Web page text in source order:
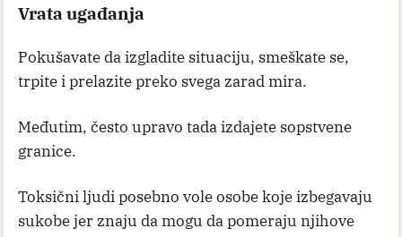
Vrata ugađanja
Pokušavate da izgladite situaciju, smeškate se,
trpite i prelazite preko svega zarad mira.
Međutim, često upravo tada izdajete sopstvene
granice.
Toksični ljudi posebno vole osobe koje izbegavaju
sukobe jer znaju da mogu da pomeraju njihove